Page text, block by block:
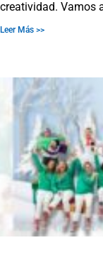
creatividad. Vamos
Leer Más >>